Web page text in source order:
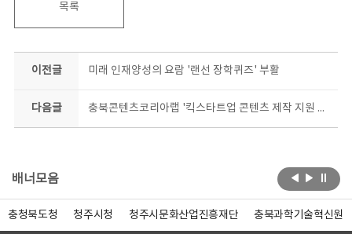
목록
이전글 미래 인재양성의 요람 '랜선 장학퀴즈' 부활
다음글 충북콘텐츠코리아랩 '킥스타트업 콘텐츠 제작 지원 사업' 6개사 모두 합격
배너모음
충청북도청 청주시청 청주시문화산업진흥재단 충북과학기술혁신원